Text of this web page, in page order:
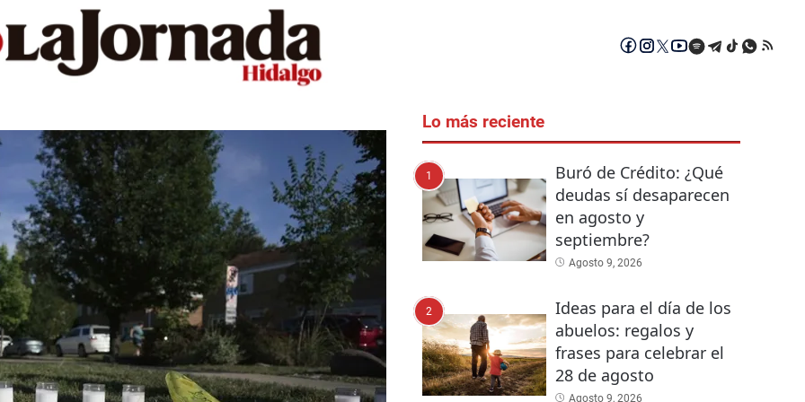
Lo más reciente
1
Buró de Crédito: ¿Qué
deudas sí desaparecen
en agosto y
septiembre?
Agosto 9, 2026
2
Ideas para el día de los
abuelos: regalos y
frases para celebrar el
28 de agosto
Agosto 9, 2026